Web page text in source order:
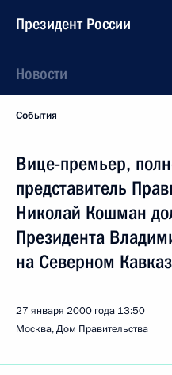
Президент России
Новости
События
Вице-премьер,
представитель
Николай Кошман
Президента
на Северном
27 января 2000 года 13:50
Москва, Дом Правительства